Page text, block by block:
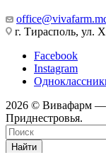
г. Тирасполь, ул.
Facebook
Instagram
2026 © Вивафарм —
Приднестровья.
Найти